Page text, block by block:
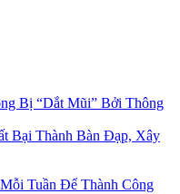
Bị “Dắt Mũi” Bởi Thông
Bại Thành Bàn Đạp, Xây
Tuần Để Thành Công